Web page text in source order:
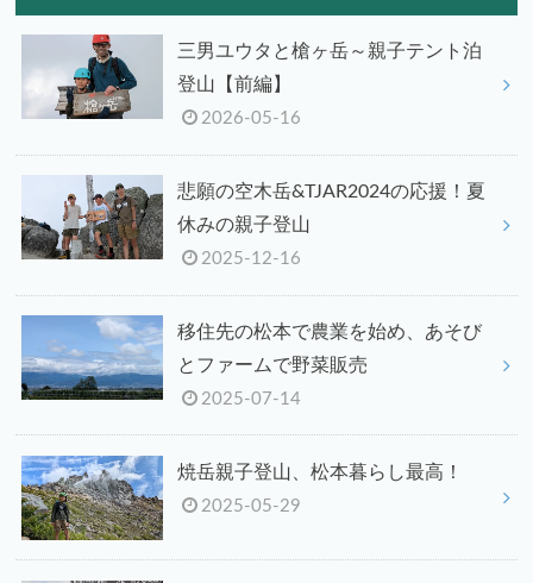
三男ユウタと槍ヶ岳～親子テント泊
登山【前編】
2026-05-16
悲願の空木岳&TJAR2024の応援！夏
休みの親子登山
2025-12-16
移住先の松本で農業を始め、あそび
とファームで野菜販売
2025-07-14
焼岳親子登山、松本暮らし最高！
2025-05-29